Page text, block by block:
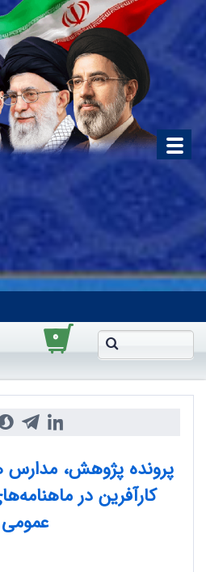
۰
پرونده پژوهش، مدارس
کارآفرین در
عمومی